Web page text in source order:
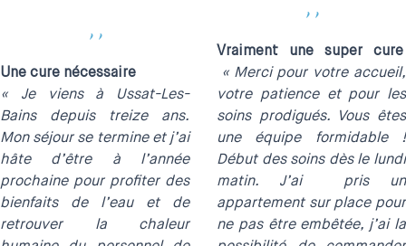
''
Une cure nécessaire
« Je viens à Ussat-Les-
Bains depuis treize ans.
Mon séjour se termine et j’ai
hâte d’être à l’année
prochaine pour profiter des
bienfaits de l’eau et de
retrouver la chaleur
''
Vraiment une super cure
« Merci pour votre accueil,
votre patience et pour les
soins prodigués. Vous êtes
une équipe formidable !
Début des soins dès le lundi
matin. J’ai pris un
appartement sur place pour
ne pas être embêtée, j’ai la